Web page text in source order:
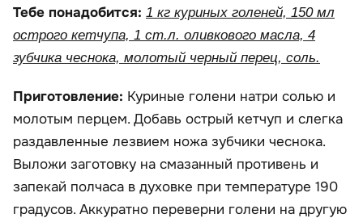
Тебе понадобится: 1 кг куриных голеней, 150 мл
острого кетчупа, 1 ст.л. оливкового масла, 4
зубчика чеснока, молотый черный перец, соль.
Приготовление: Куриные голени натри солью и
молотым перцем. Добавь острый кетчуп и слегка
раздавленные лезвием ножа зубчики чеснока.
Выложи заготовку на смазанный противень и
запекай полчаса в духовке при температуре 190
градусов. Аккуратно переверни голени на другую